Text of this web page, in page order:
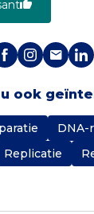
ook
DNA-
Replicatie